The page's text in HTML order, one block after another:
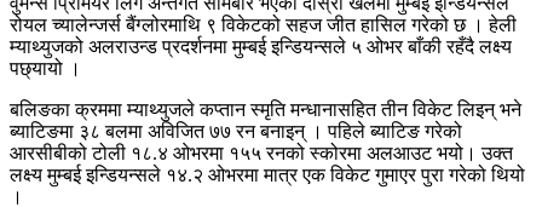
रोयल च्यालेन्जर्स बैंग्लोरमाथि ९ विकेटको सहज जीत हासिल गरेको छ । हेली
म्याथ्युजको अलराउन्ड प्रदर्शनमा मुम्बई इन्डियन्सले ५ ओभर बाँकी रहँदै लक्ष्य
पछ्यायो ।
बलिङका क्रममा म्याथ्युजले कप्तान स्मृति मन्धानासहित तीन विकेट लिइन् भने
ब्याटिङमा ३८ बलमा अविजित ७७ रन बनाइन् । पहिले ब्याटिङ गरेको
आरसीबीको टोली १८.४ ओभरमा १५५ रनको स्कोरमा अलआउट भयो। उक्त
लक्ष्य मुम्बई इन्डियन्सले १४.२ ओभरमा मात्र एक विकेट गुमाएर पुरा गरेको थियो
।